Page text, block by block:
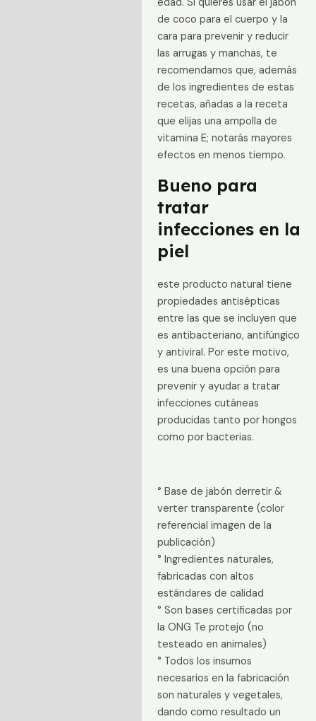
de coco para el cuerpo y la
cara para prevenir y reducir
las arrugas y manchas, te
recomendamos que, además
de los ingredientes de estas
recetas, añadas a la receta
que elijas una ampolla de
vitamina E; notarás mayores
efectos en menos tiempo.
Bueno para
tratar
infecciones en la
piel
este producto natural tiene
propiedades antisépticas
entre las que se incluyen que
es antibacteriano, antifúngico
y antiviral. Por este motivo,
es una buena opción para
prevenir y ayudar a tratar
infecciones cutáneas
producidas tanto por hongos
como por bacterias.
° Base de jabón derretir &
verter transparente (color
referencial imagen de la
publicación)
° Ingredientes naturales,
fabricadas con altos
estándares de calidad
° Son bases certificadas por
la ONG Te protejo (no
testeado en animales)
° Todos los insumos
necesarios en la fabricación
son naturales y vegetales,
dando como resultado un